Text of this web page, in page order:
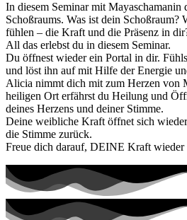
In diesem Seminar mit
Schoßraums. Was ist dein Schoßraum?
fühlen – die Kraft und die Präsenz in
All das erlebst du in diesem Seminar.
Du öffnest wieder ein Portal in dir.
und löst ihn auf mit Hilfe der Energie
Alicia nimmt dich mit zum Herzen von
heiligen Ort erfährst du Heilung und
deines Herzens und deiner Stimme.
Deine weibliche Kraft öffnet sich
die Stimme zurück.
Freue dich darauf, DEINE Kraft wieder